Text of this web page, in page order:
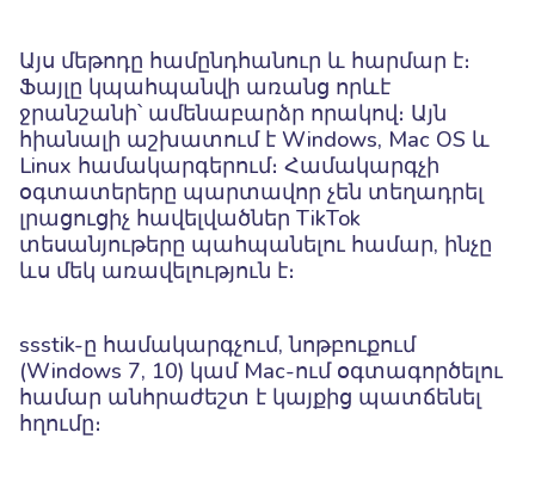
Այս մեթոդը համընդհանուր և հարմար է։
Ֆայլը կպահպանվի առանց որևէ
ջրանշանի՝ ամենաբարձր որակով։ Այն
հիանալի աշխատում է Windows, Mac OS և
Linux համակարգերում։ Համակարգչի
օգտատերերը պարտավոր չեն տեղադրել
լրացուցիչ հավելվածներ TikTok
տեսանյութերը պահպանելու համար, ինչը
ևս մեկ առավելություն է։
ssstik-ը համակարգչում, նոթբուքում
(Windows 7, 10) կամ Mac-ում օգտագործելու
համար անհրաժեշտ է կայքից պատճենել
հղումը։